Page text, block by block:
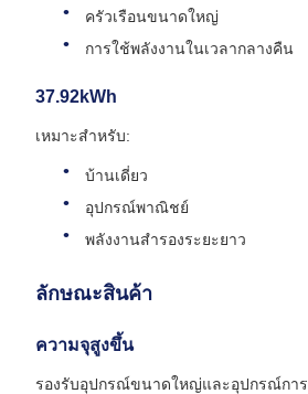
ครัวเรือนขนาดใหญ่
การใช้พลังงานในเวลากลางคืน
37.92kWh
เหมาะสําหรับ:
บ้านเดี่ยว
อุปกรณ์พาณิชย์
พลังงานสํารองระยะยาว
ลักษณะสินค้า
ความจุสูงขึ้น
รองรับอุปกรณ์ขนาดใหญ่และอุปกรณ์กา